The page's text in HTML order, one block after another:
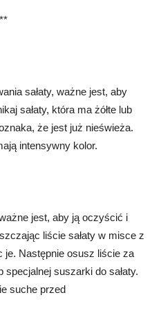
sałaty, ważne jest, aby
sałaty, która ma żółte lub
że jest już nieświeża.
intensywny kolor.
jest, aby ją oczyścić i
liście sałaty w misce z
je. Następnie osusz liście za
suszarki do sałaty.
suche przed